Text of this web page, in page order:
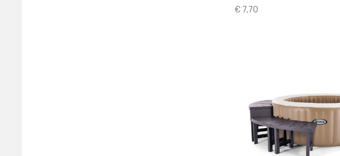
€ 7,70